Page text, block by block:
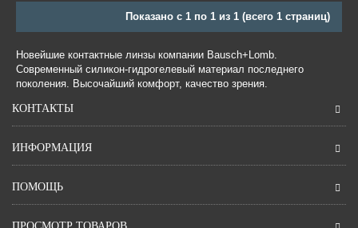
Показано с 1 по 1 из 1 (всего 1 страниц)
Новейшие контактные линзы компании Bausch+Lomb.
Современный силикон-гидрогелевый материал последнего
поколения. Высочайший комфорт, качество зрения.
КОНТАКТЫ
ИНФОРМАЦИЯ
ПОМОЩЬ